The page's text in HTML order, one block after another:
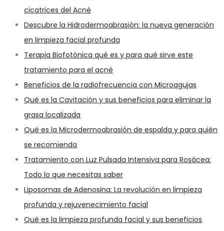
cicatrices del Acné
Descubre la Hidrodermoabrasión: la nueva generación
en limpieza facial profunda
Terapia Biofotónica qué es y para qué sirve este
tratamiento para el acné
Beneficios de la radiofrecuencia con Microagujas
Qué es la Cavitación y sus beneficios para eliminar la
grasa localizada
Qué es la Microdermoabrasión de espalda y para quién
se recomienda
Tratamiento con Luz Pulsada Intensiva para Rosácea:
Todo lo que necesitas saber
Liposomas de Adenosina: La revolución en limpieza
profunda y rejuvenecimiento facial
Qué es la limpieza profunda facial y sus beneficios